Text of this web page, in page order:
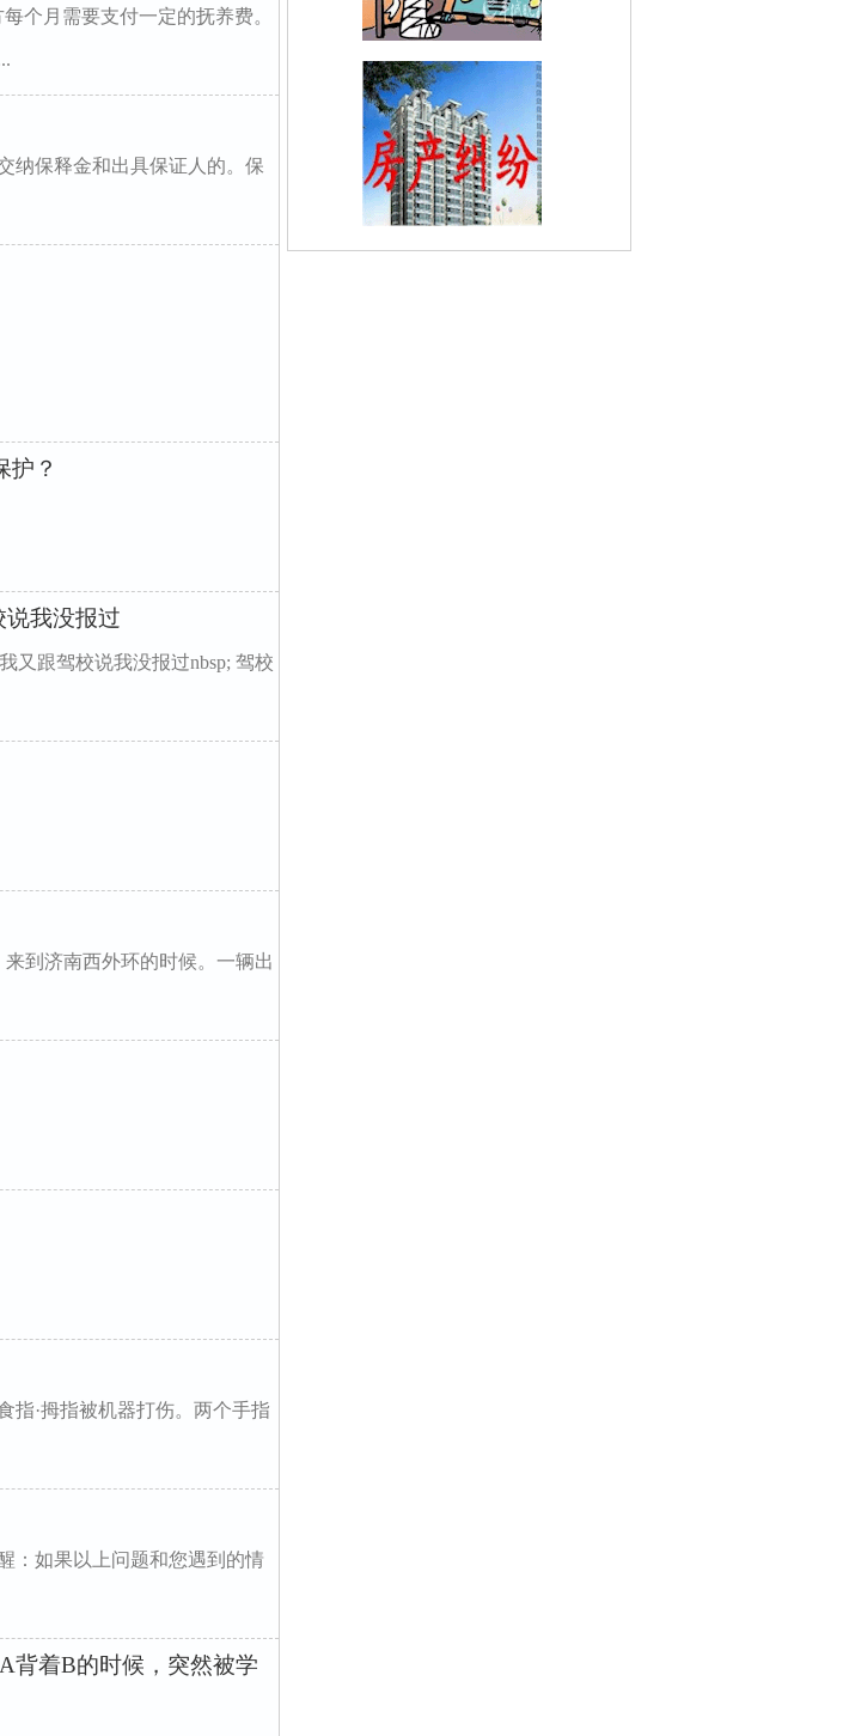
个月需要支付一定的抚养费。
纳保释金和出具保证人的。保
护？
我没报过
又跟驾校说我没报过nbsp; 驾校
到济南西外环的时候。一辆出
指·拇指被机器打伤。两个手指
：如果以上问题和您遇到的情
背着B的时候，突然被学
淮海路婚姻家庭律师 中营婚姻家庭律师 钓